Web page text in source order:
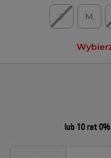
S M
lub 10 rat 0%